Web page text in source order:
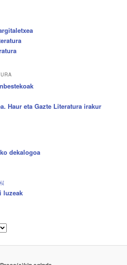
Haur eta Gazte Literatura irakur
dekalogoa
luzeak